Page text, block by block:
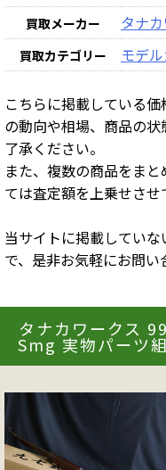
買取メーカー タナ
買取カテゴリー モデ
こちらに掲載している
の動向や相場、商品の
了承ください。
また、複数の商品をま
ては査定額を上乗せさせ
当サイトに掲載してい
で、是非お気軽にお問い
タナカワークス
Smg 実物パーツ